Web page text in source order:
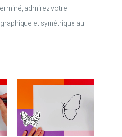
admirez votre
et symétrique au